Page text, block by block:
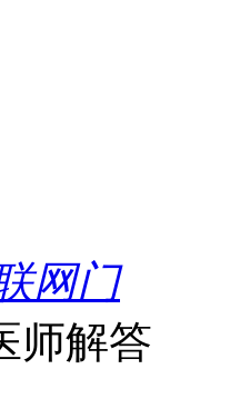
网门
师解答